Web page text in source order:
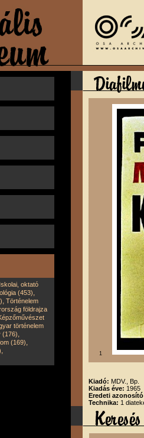
Iskolai, oktató
(453),
, Történelem
földrajza
történelem
(176),
(169),
, 1
Kiadó: MDV., Bp.
Kiadás éve: 1965
Eredeti
Technika: 1